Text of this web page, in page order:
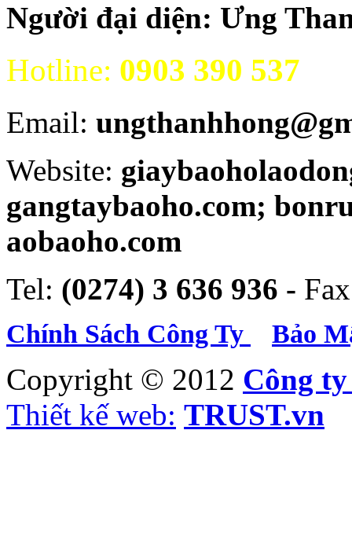
Người đại diện: Ưng
Hotline: 0903 390 537
Email:
Website:
gangtaybaoho.com;
aobaoho.com
Tel: (0274) 3 636 936 -
Chính Sách Công Ty Bảo
Copyright © 2012 Công
Thiết kế web: TRUST.vn